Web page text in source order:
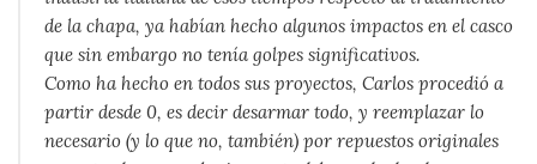
de la chapa, ya habían hecho algunos impactos en el casco
que sin embargo no tenía golpes significativos.
Como ha hecho en todos sus proyectos, Carlos procedió a
partir desde 0, es decir desarmar todo, y reemplazar lo
necesario (y lo que no, también) por repuestos originales